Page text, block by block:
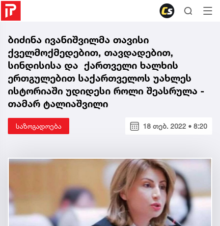
ბიძინა ივანიშვილმა თავისი
ქველმოქმედებით, თავდადებით,
სინდისისა და ქართველი ხალხის
ერთგულებით საქართველოს უახლეს
ისტორიაში უდიდესი როლი შეასრულა -
თამარ ტალიაშვილი
საზოგადოება 18 თებ. 2022 • 8:20